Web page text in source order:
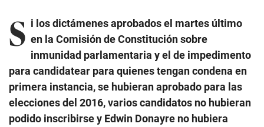
S i los dictámenes aprobados el martes último
en la Comisión de Constitución sobre
inmunidad parlamentaria y el de impedimento
para candidatear para quienes tengan condena en
primera instancia, se hubieran aprobado para las
elecciones del 2016, varios candidatos no hubieran
podido inscribirse y Edwin Donayre no hubiera